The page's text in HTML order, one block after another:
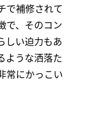
で補修されて
で、そのコン
しい迫力もあ
ような洒落た
常にかっこい